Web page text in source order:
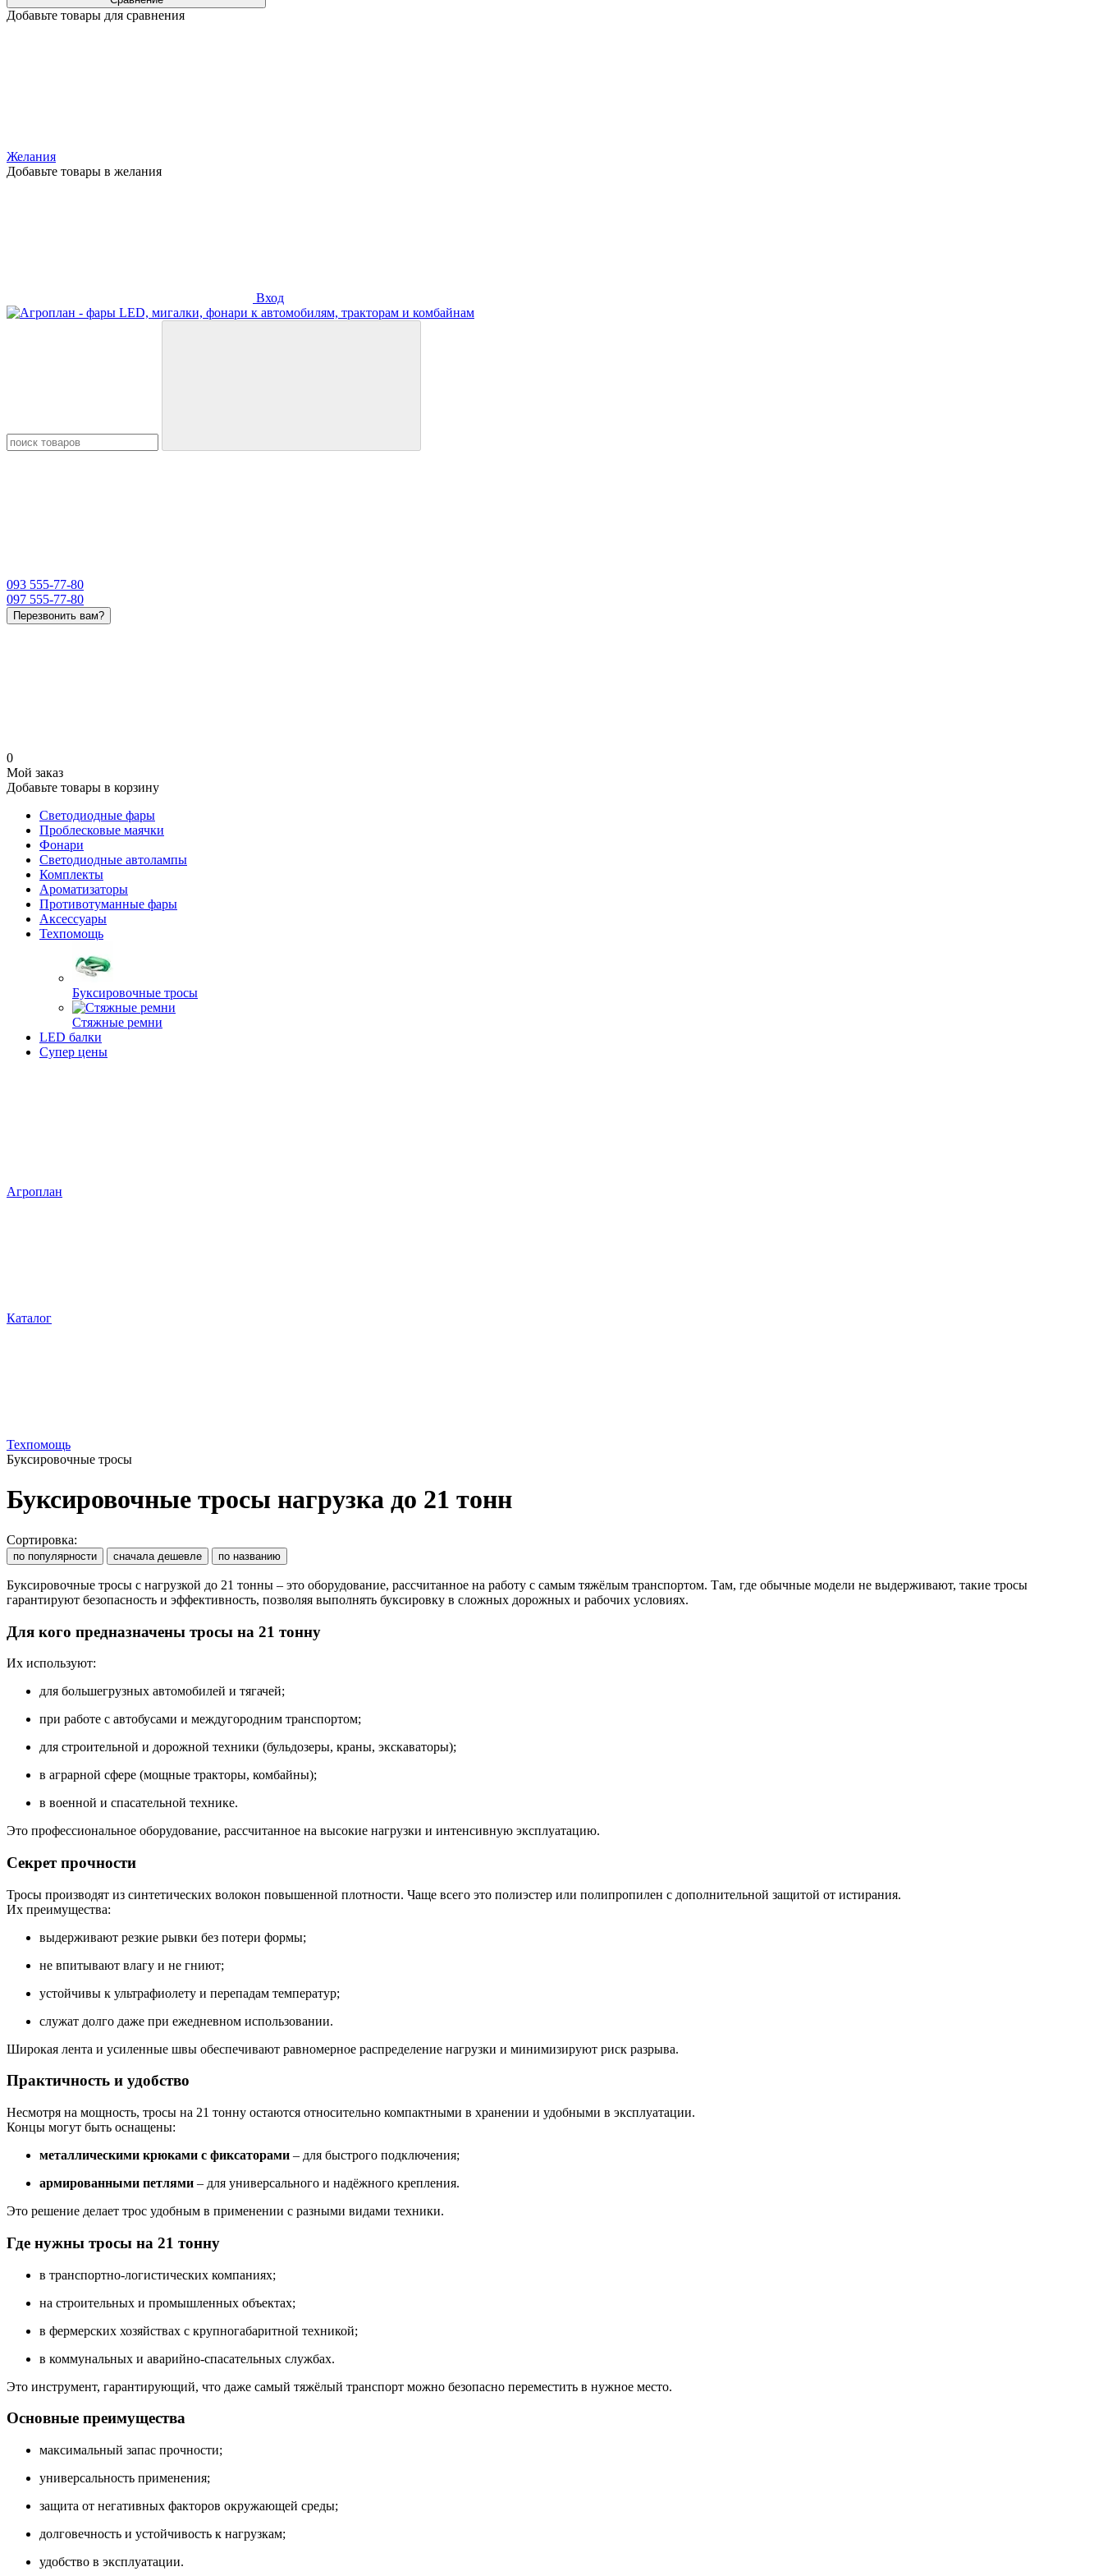
Добавьте товары для сравнения
Желания
Добавьте товары в желания
Вход
093 555-77-80
097 555-77-80
Перезвонить вам?
0
Мой заказ
Добавьте товары в корзину
Светодиодные фары
Проблесковые маячки
Фонари
Светодиодные автолампы
Комплекты
Ароматизаторы
Противотуманные фары
Аксессуары
Техпомощь
Буксировочные тросы
Стяжные ремни
LED балки
Супер цены
Агроплан
Каталог
Техпомощь
Буксировочные тросы
Буксировочные тросы нагрузка до 21 тонн
Сортировка:
по популярности сначала дешевле по названию
Буксировочные тросы с нагрузкой до 21 тонны – это оборудование, рассчитанное на работу с самым тяжёлым транспортом. Там, где обычные модели не выдерживают, такие тросы
гарантируют безопасность и эффективность, позволяя выполнять буксировку в сложных дорожных и рабочих условиях.
Для кого предназначены тросы на 21 тонну
Их используют:
для большегрузных автомобилей и тягачей;
при работе с автобусами и междугородним транспортом;
для строительной и дорожной техники (бульдозеры, краны, экскаваторы);
в аграрной сфере (мощные тракторы, комбайны);
в военной и спасательной технике.
Это профессиональное оборудование, рассчитанное на высокие нагрузки и интенсивную эксплуатацию.
Секрет прочности
Тросы производят из синтетических волокон повышенной плотности. Чаще всего это полиэстер или полипропилен с дополнительной защитой от истирания.
Их преимущества:
выдерживают резкие рывки без потери формы;
не впитывают влагу и не гниют;
устойчивы к ультрафиолету и перепадам температур;
служат долго даже при ежедневном использовании.
Широкая лента и усиленные швы обеспечивают равномерное распределение нагрузки и минимизируют риск разрыва.
Практичность и удобство
Несмотря на мощность, тросы на 21 тонну остаются относительно компактными в хранении и удобными в эксплуатации.
Концы могут быть оснащены:
металлическими крюками с фиксаторами – для быстрого подключения;
армированными петлями – для универсального и надёжного крепления.
Это решение делает трос удобным в применении с разными видами техники.
Где нужны тросы на 21 тонну
в транспортно-логистических компаниях;
на строительных и промышленных объектах;
в фермерских хозяйствах с крупногабаритной техникой;
в коммунальных и аварийно-спасательных службах.
Это инструмент, гарантирующий, что даже самый тяжёлый транспорт можно безопасно переместить в нужное место.
Основные преимущества
максимальный запас прочности;
универсальность применения;
защита от негативных факторов окружающей среды;
долговечность и устойчивость к нагрузкам;
удобство в эксплуатации.